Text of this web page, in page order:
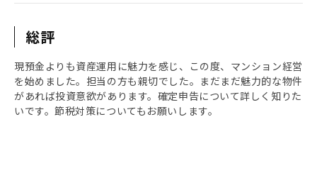
総評
現預金よりも資産運用に魅力を感じ、この度、マンション経営
を始めました。担当の方も親切でした。まだまだ魅力的な物件
があれば投資意欲があります。確定申告について詳しく知りた
いです。節税対策についてもお願いします。